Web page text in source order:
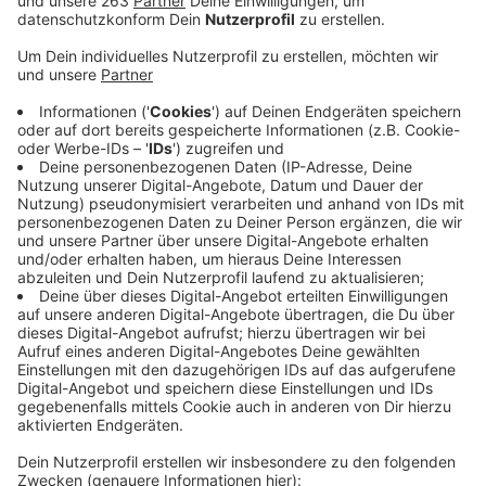
Anzeige
Heute öffnet wieder das Museum für
Gegenwartskunst in Siegen. Aber auch hier gelten
strenge Hygienemaßnahmen: es dürfen nicht mehr als
50 Besucher gleichzeitig im Museum sein, außerdem
muss man beim Besuch einen Mundschutz tragen.
Offen sind die beiden Ausstellungen „Unsere
Gegenwart“ und „Nora Turato. MGK Walls“. Führungen
gibt es vorerst nicht. „Das Museum verfügt
glücklicherweise über großzügige Räume und
Ausstellungsflächen, sowie über eine übersichtliche
Eingangssituation, so dass wir mit Hinweisschildern
und einem Leitsystem den Besucherstrom
entsprechend gut leiten können“. Sagt
Museumsdirektor Thomas Thiel.